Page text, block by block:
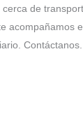
de
acompañamos
Contáctanos.